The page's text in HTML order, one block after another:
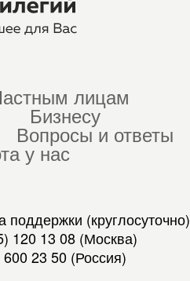
лицам
Бизнесу
Вопросы и ответы
у нас
поддержки (круглосуточно)
120 13 08 (Москва)
23 50 (Россия)